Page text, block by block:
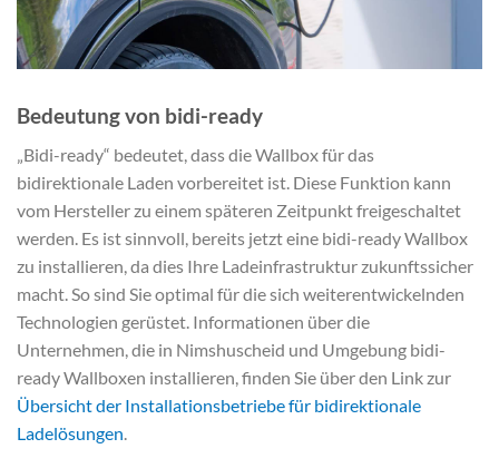
Bedeutung von bidi-ready
„Bidi-ready“ bedeutet, dass die Wallbox für das
bidirektionale Laden vorbereitet ist. Diese Funktion kann
vom Hersteller zu einem späteren Zeitpunkt freigeschaltet
werden. Es ist sinnvoll, bereits jetzt eine bidi-ready Wallbox
zu installieren, da dies Ihre Ladeinfrastruktur zukunftssicher
macht. So sind Sie optimal für die sich weiterentwickelnden
Technologien gerüstet. Informationen über die
Unternehmen, die in Nimshuscheid und Umgebung bidi-
ready Wallboxen installieren, finden Sie über den Link zur
Übersicht der Installationsbetriebe für bidirektionale
Ladelösungen.